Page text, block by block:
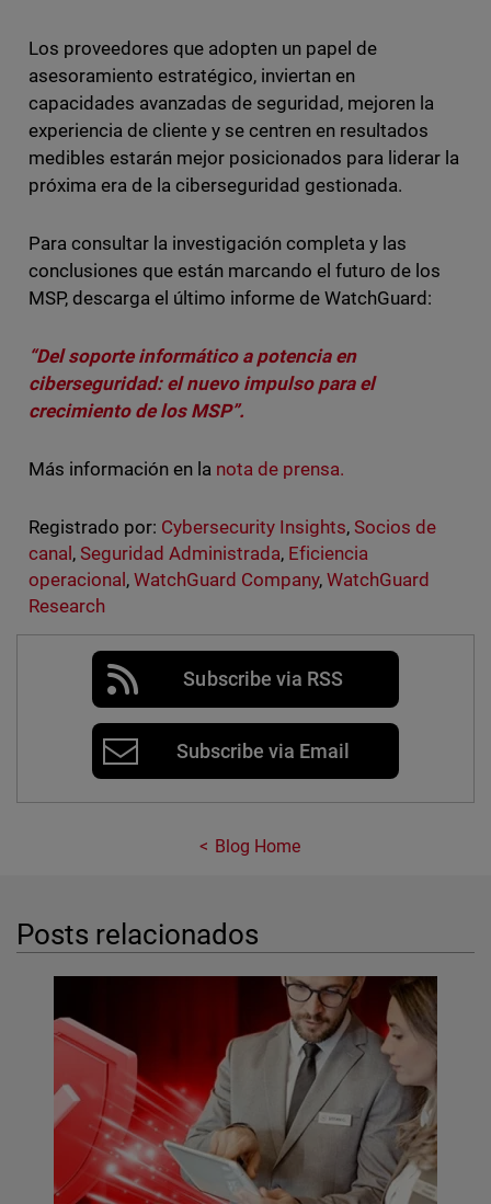
Los proveedores que adopten un papel de
asesoramiento estratégico, inviertan en
capacidades avanzadas de seguridad, mejoren la
experiencia de cliente y se centren en resultados
medibles estarán mejor posicionados para liderar la
próxima era de la ciberseguridad gestionada.
Para consultar la investigación completa y las
conclusiones que están marcando el futuro de los
MSP, descarga el último informe de WatchGuard:
“Del soporte informático a potencia en
ciberseguridad: el nuevo impulso para el
crecimiento de los MSP”.
Más información en la nota de prensa.
Registrado por: Cybersecurity Insights,Socios de
canal , Seguridad Administrada, Eficiencia
operacional , WatchGuard Company,WatchGuard
Research
Subscribe via RSS
Subscribe via Email
Blog Home
Posts relacionados